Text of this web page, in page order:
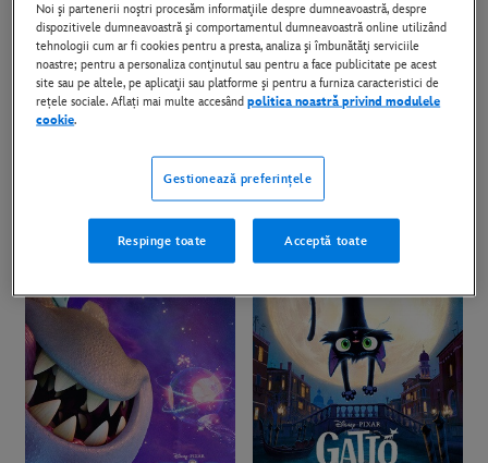
Elementar
Noi şi partenerii noştri procesăm informaţiile despre dumneavoastră, despre
dispozitivele dumneavoastră şi comportamentul dumneavoastră online utilizând
tehnologii cum ar fi cookies pentru a presta, analiza şi îmbunătăţi serviciile
noastre; pentru a personaliza conţinutul sau pentru a face publicitate pe acest
site sau pe altele, pe aplicaţii sau platforme şi pentru a furniza caracteristici de
rețele sociale. Aflați mai multe accesândpolitica noastră privind modulele
cookie.
Gestionează preferințele
Respinge toate Acceptă toate